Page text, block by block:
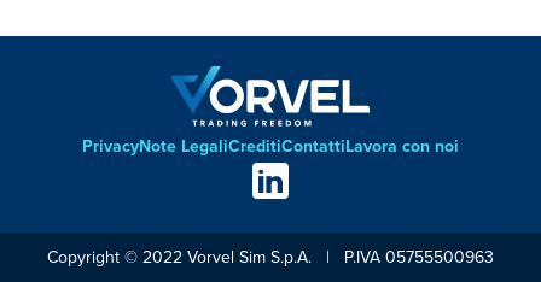
Footer
PrivacyNote LegaliCreditiContattiLavora con noi
Social
links
Copyright © 2022 Vorvel Sim S.p.A. | P.IVA 05755500963